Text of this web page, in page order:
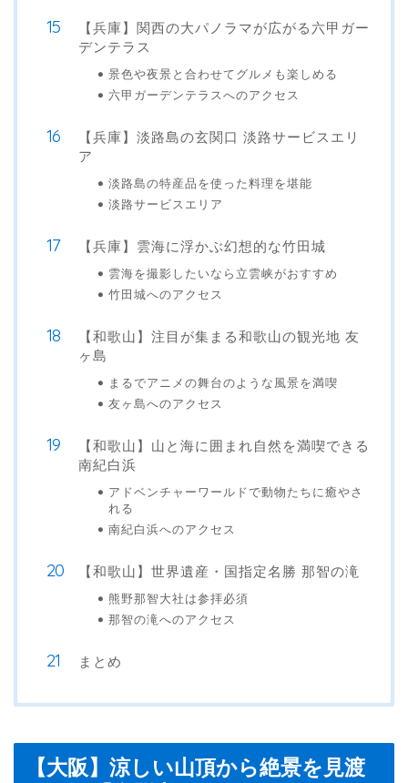
【兵庫】関西の大パノラマが広がる六甲ガー
デンテラス
景色や夜景と合わせてグルメも楽しめる
六甲ガーデンテラスへのアクセス
【兵庫】淡路島の玄関口 淡路サービスエリ
ア
淡路島の特産品を使った料理を堪能
淡路サービスエリア
【兵庫】雲海に浮かぶ幻想的な竹田城
雲海を撮影したいなら立雲峡がおすすめ
竹田城へのアクセス
【和歌山】注目が集まる和歌山の観光地 友
ヶ島
まるでアニメの舞台のような風景を満喫
友ヶ島へのアクセス
【和歌山】山と海に囲まれ自然を満喫できる
南紀白浜
アドベンチャーワールドで動物たちに癒やさ
れる
南紀白浜へのアクセス
【和歌山】世界遺産・国指定名勝 那智の滝
熊野那智大社は参拝必須
那智の滝へのアクセス
まとめ
【大阪】涼しい山頂から絶景を見渡